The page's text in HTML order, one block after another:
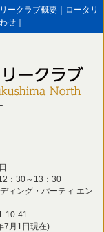
ークラブ概要
ロータリ
せ
：30～13：30
ィング・パーティ エン
10-41
7月1日現在)